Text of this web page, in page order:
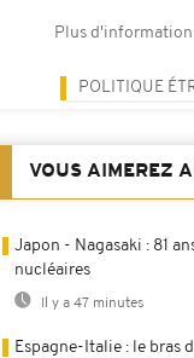
Plus
POLITIQUE
VOUS AIMEREZ
Japon - Nagasaki : 81
nucléaires
Il y a 47 minutes
Espagne-Italie : le bras